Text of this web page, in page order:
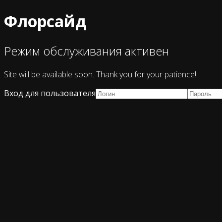
Флорсайд
Режим обслуживания активен
Site will be available soon. Thank you for your patience!
Вход для пользователя